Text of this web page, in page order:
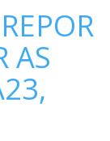
AS